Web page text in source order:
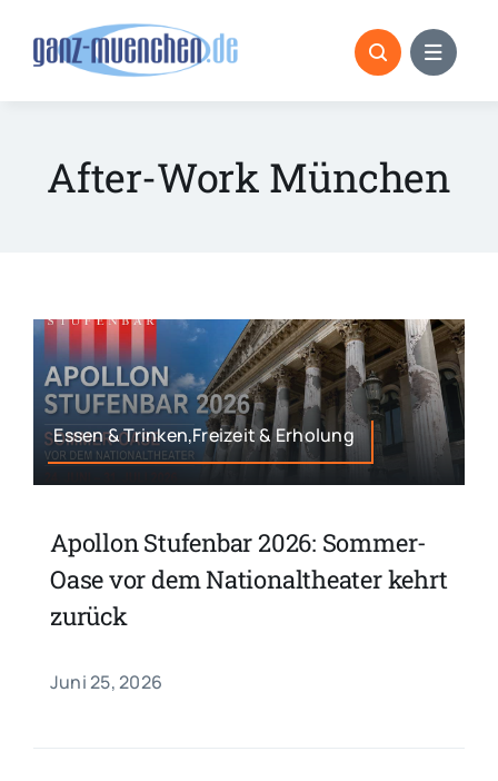
After-Work München
Essen & Trinken,Freizeit & Erholung
Apollon Stufenbar 2026: Sommer-
Oase vor dem Nationaltheater kehrt
zurück
Juni 25, 2026